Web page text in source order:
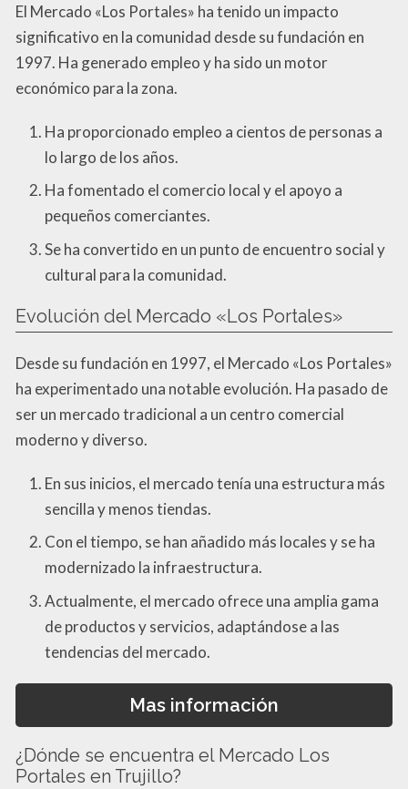
El Mercado «Los Portales» ha tenido un impacto
significativo en la comunidad desde su fundación en
1997. Ha generado empleo y ha sido un motor
económico para la zona.
Ha proporcionado empleo a cientos de personas a
lo largo de los años.
Ha fomentado el comercio local y el apoyo a
pequeños comerciantes.
Se ha convertido en un punto de encuentro social y
cultural para la comunidad.
Evolución del Mercado «Los Portales»
Desde su fundación en 1997, el Mercado «Los Portales»
ha experimentado una notable evolución. Ha pasado de
ser un mercado tradicional a un centro comercial
moderno y diverso.
En sus inicios, el mercado tenía una estructura más
sencilla y menos tiendas.
Con el tiempo, se han añadido más locales y se ha
modernizado la infraestructura.
Actualmente, el mercado ofrece una amplia gama
de productos y servicios, adaptándose a las
tendencias del mercado.
Mas información
¿Dónde se encuentra el Mercado Los
Portales en Trujillo?